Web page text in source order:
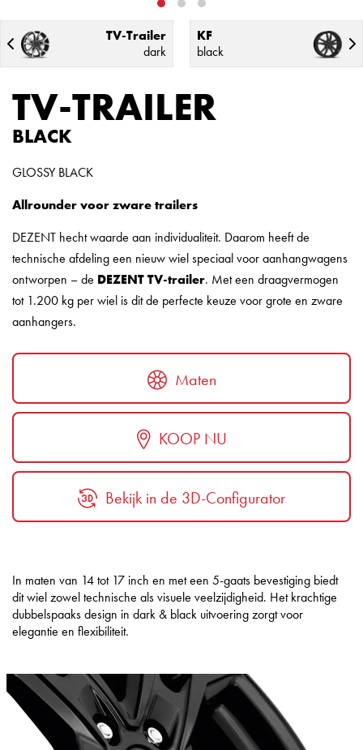
TV-Trailer
dark
KF
black
TV-TRAILER
BLACK
GLOSSY BLACK
Allrounder voor zware trailers
DEZENT hecht waarde aan individualiteit. Daarom heeft de
technische afdeling een nieuw wiel speciaal voor aanhangwagens
ontworpen – de DEZENT TV-trailer. Met een draagvermogen
tot 1.200 kg per wiel is dit de perfecte keuze voor grote en zware
aanhangers.
Maten
KOOP NU
Bekijk in de 3D-Configurator
In maten van 14 tot 17 inch en met een 5-gaats bevestiging biedt
dit wiel zowel technische als visuele veelzijdigheid. Het krachtige
dubbelspaaks design in dark & black uitvoering zorgt voor
elegantie en flexibiliteit.